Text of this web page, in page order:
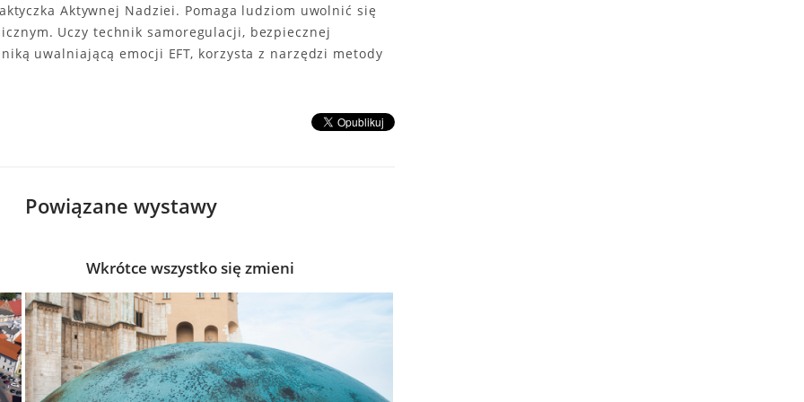
Aktywnej Nadziei. Pomaga ludziom uwolnić się
Uczy technik samoregulacji, bezpiecznej
uwalniającą emocji EFT, korzysta z narzędzi metody
Powiązane wystawy
Wkrótce wszystko się zmieni